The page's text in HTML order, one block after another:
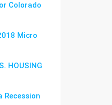
Colorado
Micro
HOUSING
Recession